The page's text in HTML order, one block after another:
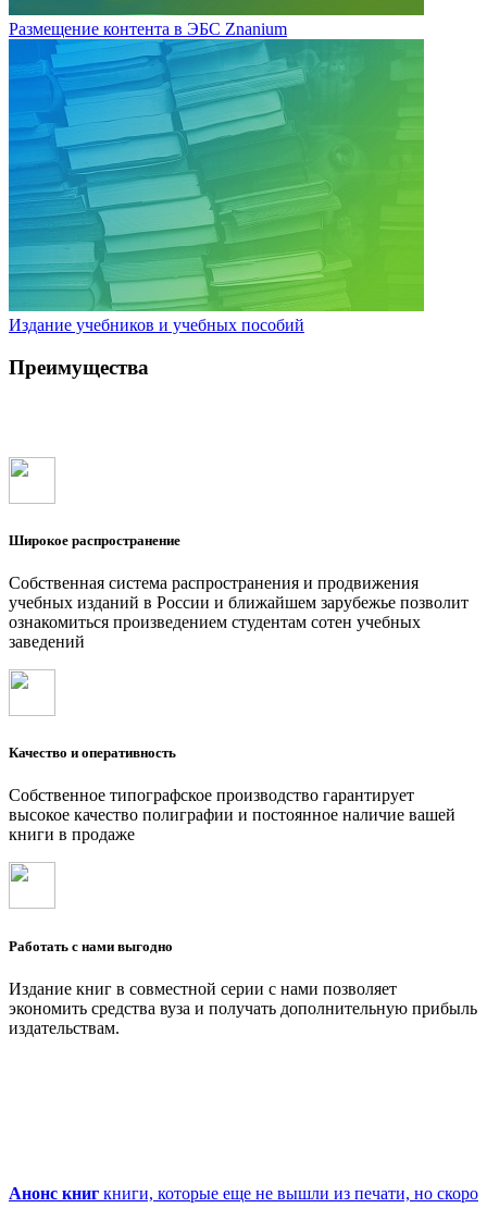
Размещение контента в ЭБС Znanium
Издание учебников и учебных пособий
Преимущества
Широкое распространение
Собственная система распространения и продвижения
учебных изданий в России и ближайшем зарубежье позволит
ознакомиться произведением студентам сотен учебных
заведений
Качество и оперативность
Собственное типографское производство гарантирует
высокое качество полиграфии и постоянное наличие вашей
книги в продаже
Работать с нами выгодно
Издание книг в совместной серии с нами позволяет
экономить средства вуза и получать дополнительную прибыль
издательствам.
Анонс книг книги, которые еще не вышли из печати, но скоро